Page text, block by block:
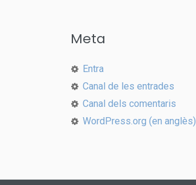
Meta
Entra
Canal de les entrades
Canal dels comentaris
WordPress.org (en anglès)